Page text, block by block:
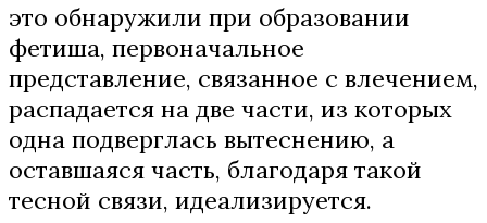
это обнаружили при образовании
фетиша, первоначальное
представление, связанное с влечением,
распадается на две части, из которых
одна подверглась вытеснению, а
оставшаяся часть, благодаря такой
тесной связи, идеализируется.